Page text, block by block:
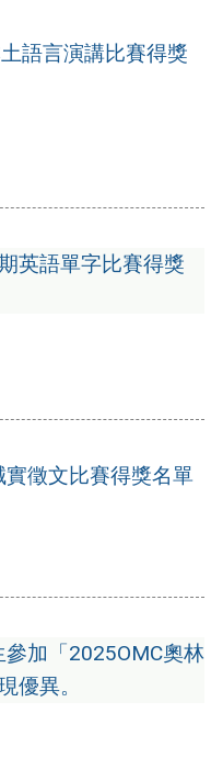
語言演講比賽得獎
英語單字比賽得獎
徵文比賽得獎名單
加「2025OMC奧林
優異。